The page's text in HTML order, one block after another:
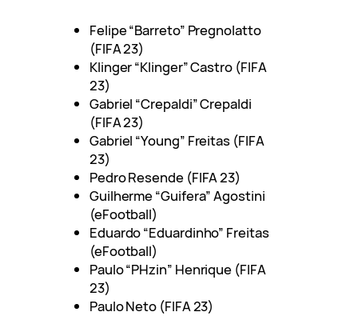
Felipe “Barreto” Pregnolatto
(FIFA 23)
Klinger “Klinger” Castro (FIFA
23)
Gabriel “Crepaldi” Crepaldi
(FIFA 23)
Gabriel “Young” Freitas (FIFA
23)
Pedro Resende (FIFA 23)
Guilherme “Guifera” Agostini
(eFootball)
Eduardo “Eduardinho” Freitas
(eFootball)
Paulo “PHzin” Henrique (FIFA
23)
Paulo Neto (FIFA 23)